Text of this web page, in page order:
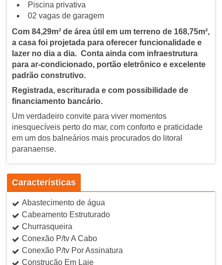
Piscina privativa
02 vagas de garagem
Com 84,29m² de área útil em um terreno de 168,75m²,
a casa foi projetada para oferecer funcionalidade e
lazer no dia a dia. Conta ainda com infraestrutura
para ar-condicionado, portão eletrônico e excelente
padrão construtivo.
Registrada, escriturada e com possibilidade de
financiamento bancário.
Um verdadeiro convite para viver momentos
inesquecíveis perto do mar, com conforto e praticidade
em um dos balneários mais procurados do litoral
paranaense.
Características
Abastecimento de água
Cabeamento Estruturado
Churrasqueira
Conexão P/tv A Cabo
Conexão P/tv Por Assinatura
Construção Em Laje